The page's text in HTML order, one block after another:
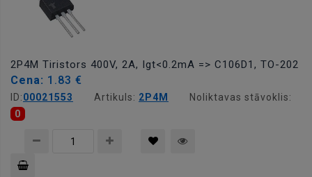
2P4M Tiristors 400V, 2A, Igt<0.2mA => C106D1, TO-202
Cena: 1.83 €
ID:00021553 Artikuls: 2P4M
Noliktavas stāvoklis:
0